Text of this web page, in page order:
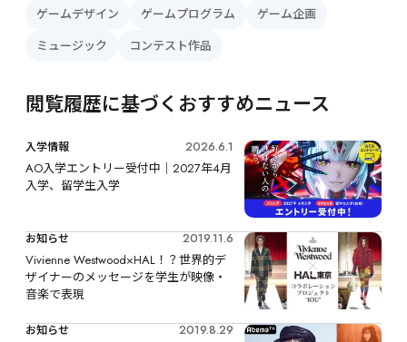
ゲームデザイン ゲームプログラム
ゲーム企画
ミュージック
コンテスト作品
閲覧履歴に基づくおすすめニュース
入学情報
2026.6.1
AO入学エントリー受付中｜2027年4月
入学、留学生入学
お知らせ
2019.11.6
Vivienne Westwood×HAL！？世界的デ
ザイナーのメッセージを学生が映像・
音楽で表現
お知らせ
2019.8.29